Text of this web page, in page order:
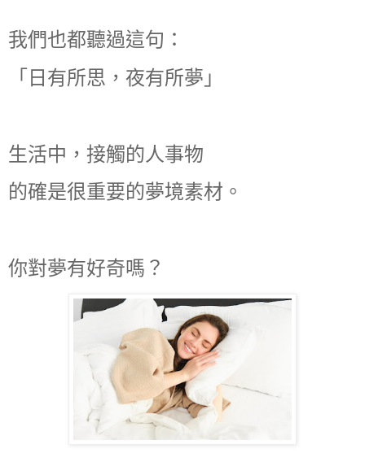
我們也都聽過這句：
「日有所思，夜有所夢」
生活中，接觸的人事物
的確是很重要的夢境素材。
你對夢有好奇嗎？